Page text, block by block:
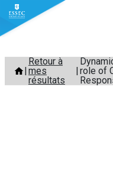
Aller
contenu
Retour à
mes
résultats
role of